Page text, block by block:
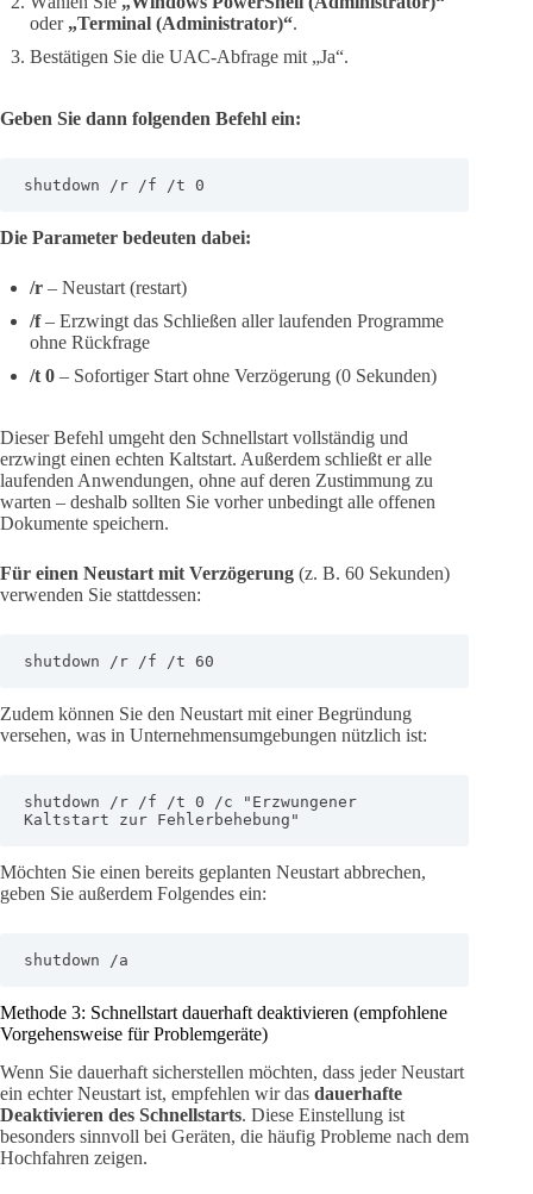
oder „Terminal (Administrator)“.
Bestätigen Sie die UAC-Abfrage mit „Ja“.
Geben Sie dann folgenden Befehl ein:
shutdown /r /f /t 0
Die Parameter bedeuten dabei:
/r – Neustart (restart)
/f– Erzwingt das Schließen aller laufenden Programme
ohne Rückfrage
/t 0 – Sofortiger Start ohne Verzögerung (0 Sekunden)
Dieser Befehl umgeht den Schnellstart vollständig und
erzwingt einen echten Kaltstart. Außerdem schließt er alle
laufenden Anwendungen, ohne auf deren Zustimmung zu
warten – deshalb sollten Sie vorher unbedingt alle offenen
Dokumente speichern.
Für einen Neustart mit Verzögerung (z. B. 60 Sekunden)
verwenden Sie stattdessen:
shutdown /r /f /t 60
Zudem können Sie den Neustart mit einer Begründung
versehen, was in Unternehmensumgebungen nützlich ist:
shutdown /r /f /t 0 /c "Erzwungener
Kaltstart zur Fehlerbehebung"
Möchten Sie einen bereits geplanten Neustart abbrechen,
geben Sie außerdem Folgendes ein:
shutdown /a
Methode 3: Schnellstart dauerhaft deaktivieren (empfohlene
Vorgehensweise für Problemgeräte)
Wenn Sie dauerhaft sicherstellen möchten, dass jeder Neustart
ein echter Neustart ist, empfehlen wir das dauerhafte
Deaktivieren des Schnellstarts. Diese Einstellung ist
besonders sinnvoll bei Geräten, die häufig Probleme nach dem
Hochfahren zeigen.